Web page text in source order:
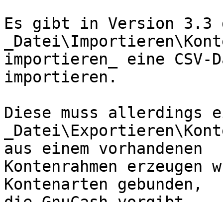
Es gibt in Version 3.3
importieren_ eine CSV-
importieren.
Diese muss allerdings
aus einem vorhandenen
Kontenrahmen
Kontenarten gebunden,